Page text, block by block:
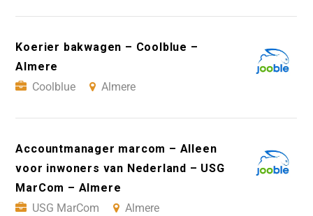
Koerier bakwagen – Coolblue –
Almere
Coolblue
Almere
Accountmanager marcom – Alleen
voor inwoners van Nederland – USG
MarCom – Almere
USG MarCom
Almere